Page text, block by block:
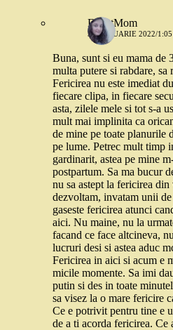
ExpatMom
3 FEBRUARIE 2022/
Buna, sunt si eu mama de
multa putere si rabdare,
Fericirea nu este imediat
fiecare clipa, in fiecare
asta, zilele mele si tot s-a
mult mai implinita ca
de mine pe toate planurile
pe lume. Petrec mult timp
gardinarit, astea pe mine
postpartum. Sa ma bucur
nu sa astept la fericirea
dezvoltam, invatam unii
gaseste fericirea atunci
aici. Nu maine, nu la
facand ce face altcineva,
lucruri desi si astea aduc
Fericirea in aici si acum e
micile momente. Sa imi
putin si des in toate
sa visez la o mare fericire
Ce e potrivit pentru tine e
de a ti acorda fericirea. Ce